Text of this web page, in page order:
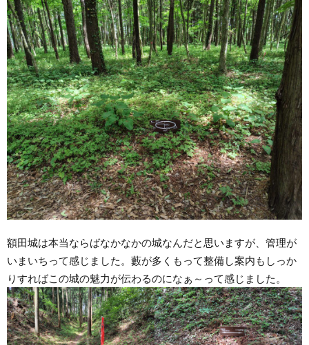
額田城は本当ならばなかなかの城なんだと思いますが、管理が
いまいちって感じました。藪が多くもって整備し案内もしっか
りすればこの城の魅力が伝わるのになぁ～って感じました。